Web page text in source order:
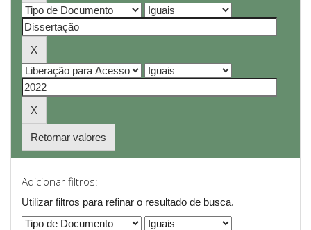
Retornar valores
Adicionar filtros:
Utilizar filtros para refinar o resultado de busca.